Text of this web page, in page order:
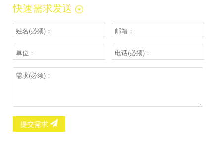
快速需求发送
提交需求